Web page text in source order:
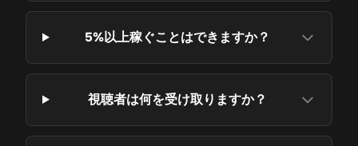
5%以上稼ぐことはできますか？
視聴者は何を受け取りますか？